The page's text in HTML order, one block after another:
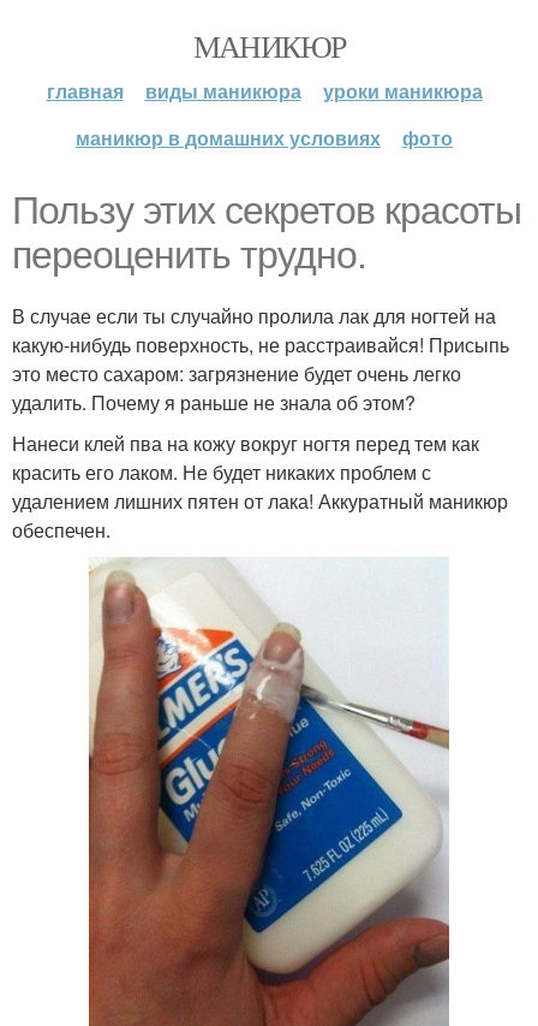
МАНИКЮР
главная виды маникюра
уроки маникюра
маникюр в домашних условиях
фото
Пользу этих секретов красоты
переоценить трудно.
В случае если ты случайно пролила лак для ногтей на
какую-нибудь поверхность, не расстраивайся! Присыпь
это место сахаром: загрязнение будет очень легко
удалить. Почему я раньше не знала об этом?
Нанеси клей пва на кожу вокруг ногтя перед тем как
красить его лаком. Не будет никаких проблем с
удалением лишних пятен от лака! Аккуратный маникюр
обеспечен.